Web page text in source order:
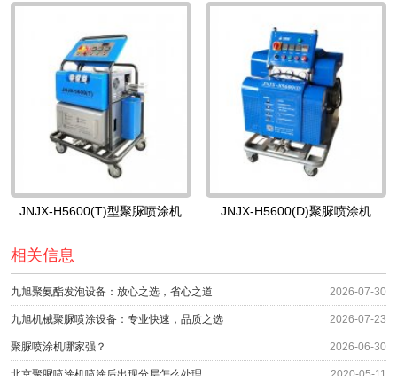
JNJX-H5600(T)型聚脲喷涂机 JNJX-H5600(D)聚脲喷涂机
相关信息
九旭聚氨酯发泡设备：放心之选，省心之道 2026-07-30
九旭机械聚脲喷涂设备：专业快速，品质之选 2026-07-23
聚脲喷涂机哪家强？ 2026-06-30